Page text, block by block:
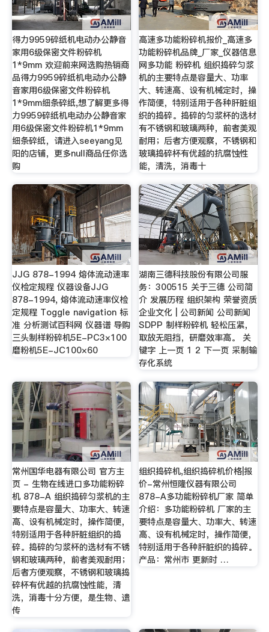
得力9959碎纸机电动办公静音
家用6级保密文件粉碎机
1*9mm 欢迎前来网选购热销商
品得力9959碎纸机电动办公静
音家用6级保密文件粉碎机
1*9mm细条碎纸,想了解更多得
力9959碎纸机电动办公静音家
用6级保密文件粉碎机1*9mm
细条碎纸，请进入seeyang见
阳的店铺，更多null商品任你选
购
高速多功能粉碎机报价_高速多
功能粉碎机品牌_厂家_仪器信息
网多功能 粉碎机 组织捣碎匀浆
机的主要特点是容量大、功率
大、转速高、设有机械定时，操
作简便，特别适用于各种肝脏组
织的捣碎。捣碎的匀浆杯的选材
有不锈钢和玻璃两种，前者美观
耐用；后者方便观察，不锈钢和
玻璃捣碎杯有优越的抗腐蚀性
能，清洗，消毒十
JJG 878-1994 熔体流动速率
仪检定规程 仪器设备JJG
878-1994, 熔体流动速率仪检
定规程 Toggle navigation 标
准 分析测试百科网 仪器谱 导购
三头制样粉碎机5E-PC3×100
磨粉机5E-JC100×60
湖南三德科技股份有限公司服
务：300515 关于三德 公司简
介 发展历程 组织架构 荣誉资质
企业文化 | 公司新闻 公司新闻
SDPP 制样粉碎机 轻松压紧，
取放无阻挡，研磨效率高。 关
键字 上一页 1 2 下一页 采制输
存化系统
常州国华电器有限公司 官方主
页 - 生物在线进口多功能粉碎
机 878-A 组织捣碎匀浆机的主
要特点是容量大、功率大、转速
高、设有机械定时，操作简便，
特别适用于各种肝脏组织的捣
碎。捣碎的匀浆杯的选材有不锈
钢和玻璃两种，前者美观耐用；
后者方便观察，不锈钢和玻璃捣
碎杯有优越的抗腐蚀性能，清
洗，消毒十分方便，是生物、遗
传
组织捣碎机,组织捣碎机价格|报
价-常州恒隆仪器有限公司
878-A多功能粉碎机厂家 简单
介绍：多功能粉碎机 厂家的主
要特点是容量大、功率大、转速
高、设有机械定时，操作简便，
特别适用于各种肝脏织的捣碎。
产品：常州市 更新时 …